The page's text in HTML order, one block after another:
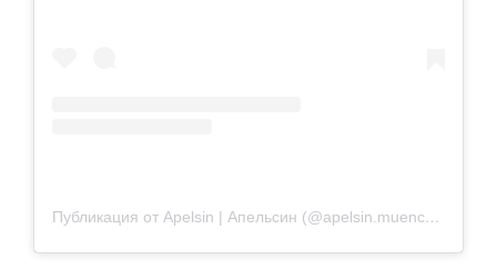
Публикация от Apelsin | Апельсин (@apelsin.muenchen)